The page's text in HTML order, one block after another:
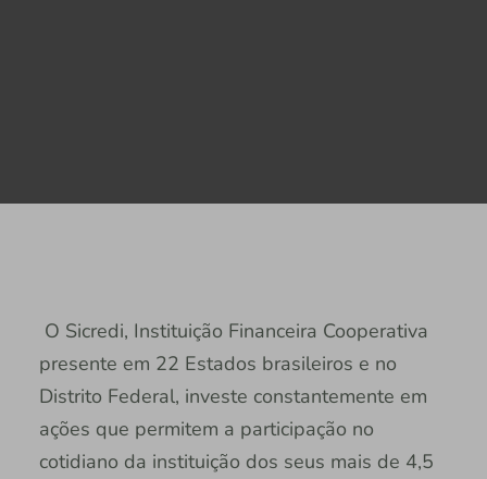
O Sicredi, Instituição Financeira Cooperativa
presente em 22 Estados brasileiros e no
Distrito Federal, investe constantemente em
ações que permitem a participação no
cotidiano da instituição dos seus mais de 4,5